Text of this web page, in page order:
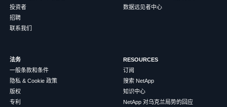
投资者
招聘
联系我们
数据远见者中心
法务
一般条款和条件
隐私 & Cookie 政策
版权
专利
RESOURCES
订阅
搜索 NetApp
知识中心
NetApp 对乌克兰局势的回应